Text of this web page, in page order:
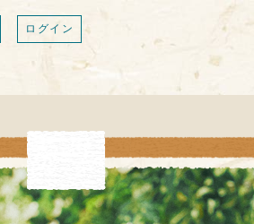
ログイン